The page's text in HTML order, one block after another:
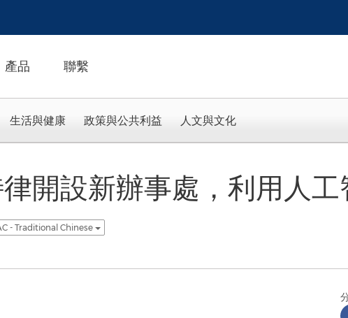
產品 聯繫
生活與健康 政策與公共利益 人文與文化
開設新辦事處，利用人
- Traditional Chinese